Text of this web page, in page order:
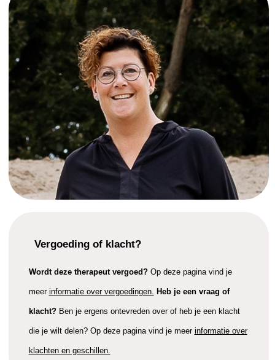
Vergoeding of klacht?
Wordt deze therapeut vergoed?Op deze pagina vind je
meer informatie over vergoedingen. Heb je een vraag of
klacht? Ben je ergens ontevreden over of heb je een klacht
die je wilt delen? Op deze pagina vind je meer informatie over
klachten en geschillen.